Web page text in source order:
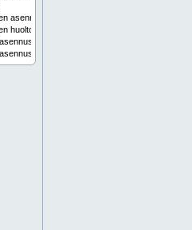
asennus
huolto
pori
satakunta